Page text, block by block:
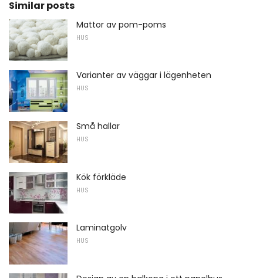
Similar posts
Mattor av pom-poms
HUS
Varianter av väggar i lägenheten
HUS
Små hallar
HUS
Kök förkläde
HUS
Laminatgolv
HUS